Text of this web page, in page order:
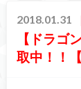
2018.01.31
【ドラゴ
取中！！